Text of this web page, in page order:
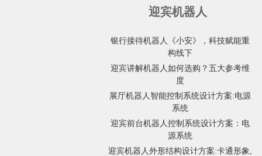
迎宾机器人
银行接待机器人《小安》，科技赋能重
构线下
迎宾讲解机器人如何选购？五大参考维
度
展厅机器人智能控制系统设计方案:电源
系统
迎宾前台机器人控制系统设计方案：电
源系统
迎宾机器人外形结构设计方案:卡通形象,